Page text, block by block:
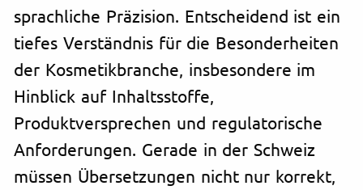
sprachliche Präzision. Entscheidend ist ein
tiefes Verständnis für die Besonderheiten
der Kosmetikbranche, insbesondere im
Hinblick auf Inhaltsstoffe,
Produktversprechen und regulatorische
Anforderungen. Gerade in der Schweiz
müssen Übersetzungen nicht nur korrekt,